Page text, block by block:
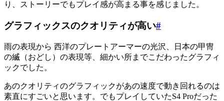
り、ストーリーでもプレイ感が高まる事を感じました。
グラフィックスのクオリティが高い#
雨の表現から 西洋のプレートアーマーの光沢、日本の甲冑
の縅（おどし）の表現等、細かい所までこだわったグラフィ
ックでした。
あのクオリティのグラフィックがあの速度で動き回れるのは
素直にすごいと思います。でもプレイしていたS4 Proだった